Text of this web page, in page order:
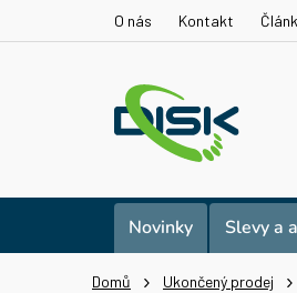
O nás Kontakt
Novinky Slevy a
Domů Ukončený prodej